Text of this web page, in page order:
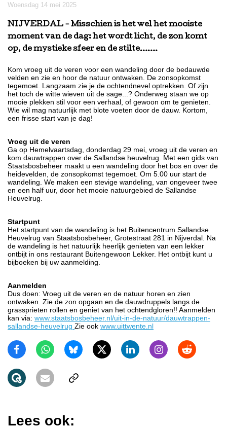
woensdag 14 mei 2025
NIJVERDAL - Misschien is het wel het mooiste
moment van de dag: het wordt licht, de zon komt
op, de mystieke sfeer en de stilte…….
Kom vroeg uit de veren voor een wandeling door de bedauwde
velden en zie en hoor de natuur ontwaken. De zonsopkomst
tegemoet. Langzaam zie je de ochtendnevel optrekken. Of zijn
het toch de witte wieven uit de sage...? Onderweg staan we op
mooie plekken stil voor een verhaal, of gewoon om te genieten.
Wie wil mag natuurlijk met blote voeten door de dauw. Kortom,
een frisse start van je dag!
Vroeg uit de veren
Ga op Hemelvaartsdag, donderdag 29 mei, vroeg uit de veren en
kom dauwtrappen over de Sallandse heuvelrug. Met een gids van
Staatsbosbeheer maakt u een wandeling door het bos en over de
heidevelden, de zonsopkomst tegemoet. Om 5.00 uur start de
wandeling. We maken een stevige wandeling, van ongeveer twee
en een half uur, door het mooie natuurgebied de Sallandse
Heuvelrug.
Startpunt
Het startpunt van de wandeling is het Buitencentrum Sallandse
Heuvelrug van Staatsbosbeheer, Grotestraat 281 in Nijverdal. Na
de wandeling is het natuurlijk heerlijk genieten van een lekker
ontbijt in ons restaurant Buitengewoon Lekker. Het ontbijt kunt u
bijboeken bij uw aanmelding.
Aanmelden
Dus doen: Vroeg uit de veren en de natuur horen en zien
ontwaken. Zie de zon opgaan en de dauwdruppels langs de
grassprieten rollen en geniet van het ochtendgloren!! Aanmelden
kan via: www.staatsbosbeheer.nl/uit-in-de-natuur/dauwtrappen-
sallandse-heuvelrug Zie ook www.uittwente.nl
Lees ook: